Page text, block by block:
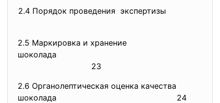
2.4 Порядок проведения экспертизы
2.5 Маркировка и хранение
шоколада
23
2.6 Органолептическая оценка качества
шоколада
24